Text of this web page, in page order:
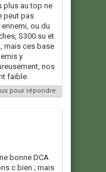
plus au top ne
peut pas
ou du
S300 su et
mais ces base
y
nos
faible.
pour répondre
bonne DCA
c bien ; mais